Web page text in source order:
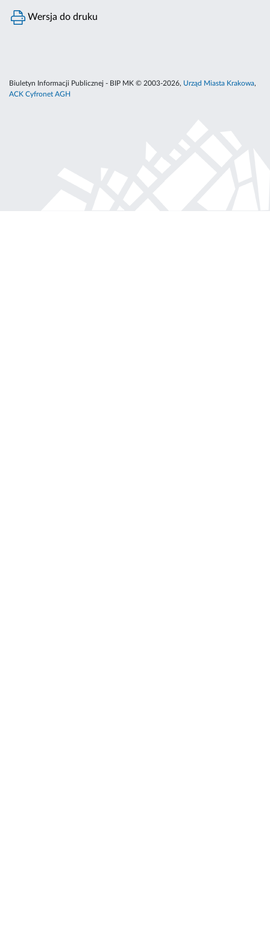
Wersja do druku
Biuletyn Informacji Publicznej - BIP MK © 2003-2026, Urząd Miasta Krakowa,
ACK Cyfronet AGH